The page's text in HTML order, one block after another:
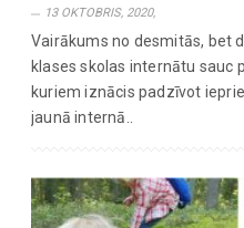
13 OKTOBRIS, 2020,
Vairākums no desmitās, bet
klases skolas internātu sauc
kuriem iznācis padzīvot
jaunā internā..